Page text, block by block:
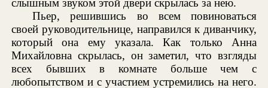
слышным звуком этой двери скрылась за нею.
Пьер, решившись во всем повиноваться
своей руководительнице, направился к диванчику,
который она ему указала. Как только Анна
Михайловна скрылась, он заметил, что взгляды
всех бывших в комнате больше чем с
любопытством и с участием устремились на него.